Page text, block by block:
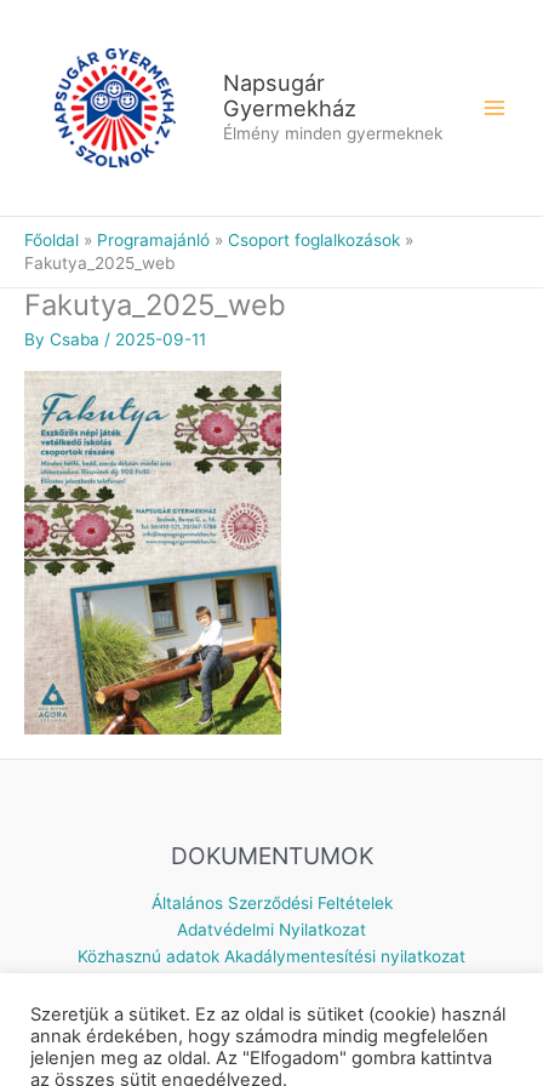
Napsugár
Gyermekház
Élmény minden gyermeknek
Főoldal Programajánló
Csoport foglalkozások
Fakutya_2025_web
Fakutya_2025_web
By Csaba / 2025-09-11
DOKUMENTUMOK
Általános Szerződési Feltételek
Adatvédelmi Nyilatkozat
Közhasznú adatok Akadálymentesítési nyilatkozat
Készítette: © 2026 Napsugár Gyermekház | Powered by
Szeretjük a sütiket. Ez az oldal is sütiket (cookie) használ
annak érdekében, hogy számodra mindig megfelelően
jelenjen meg az oldal. Az "Elfogadom" gombra kattintva
az összes sütit engedélyezed.